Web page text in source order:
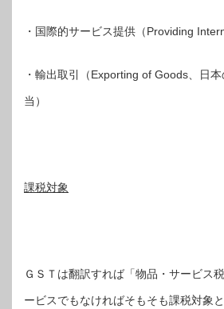
・国際的サービス提供（Providing
・輸出取引（Exporting of Goods、日
当）
課税対象
ＧＳＴは翻訳すれば「物品・サービス
ービスでもなければそもそも課税対象